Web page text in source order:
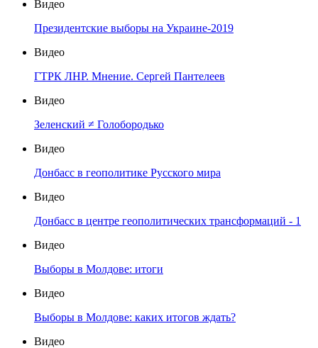
Видео
Президентские выборы на Украине-2019
Видео
ГТРК ЛНР. Мнение. Сергей Пантелеев
Видео
Зеленский ≠ Голобородько
Видео
Донбасс в геополитике Русского мира
Видео
Донбасс в центре геополитических трансформаций - 1
Видео
Выборы в Молдове: итоги
Видео
Выборы в Молдове: каких итогов ждать?
Видео